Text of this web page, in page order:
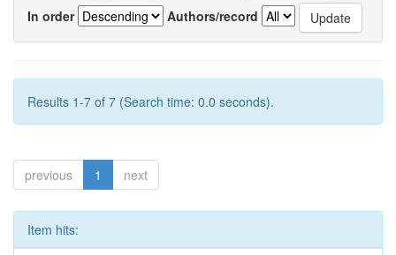
In order
Authors/record
Results 1-7 of 7 (Search time: 0.0 seconds).
previous 1 next
Item hits: